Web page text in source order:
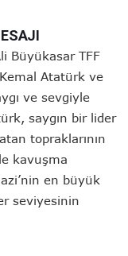
Büyükasar TFF
Atatürk ve
ve sevgiyle
saygın bir lider
topraklarının
kavuşma
en büyük
seviyesinin